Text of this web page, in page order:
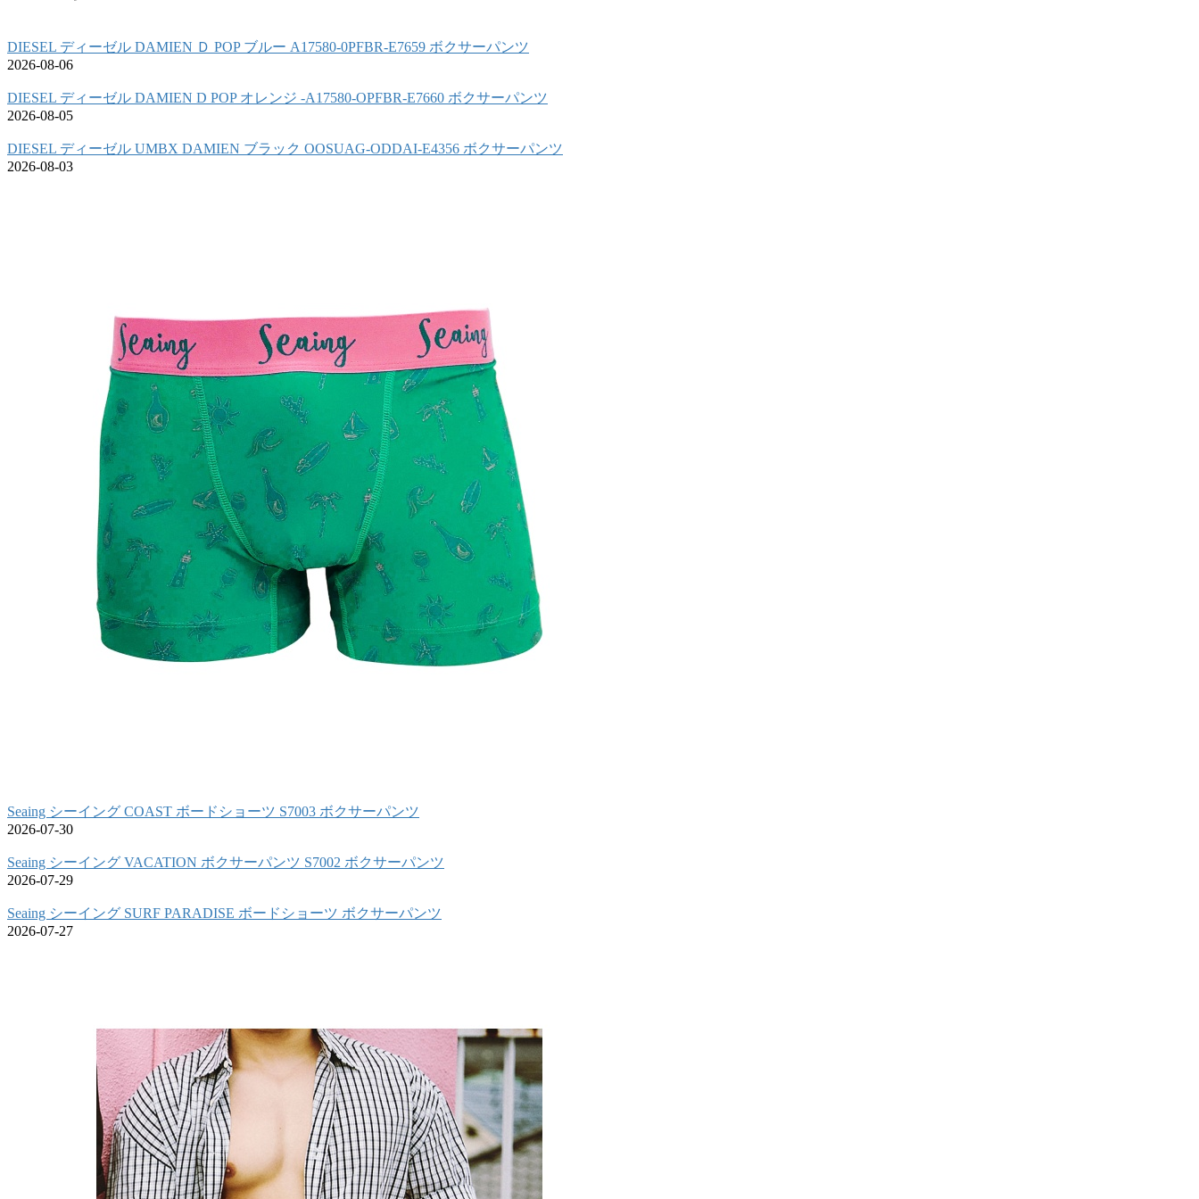
DIESEL ディーゼル DAMIEN Ｄ POP ブルー A17580-0PFBR-E7659 ボクサーパンツ
2026-08-06
DIESEL ディーゼル DAMIEN D POP オレンジ -A17580-OPFBR-E7660 ボクサーパンツ
2026-08-05
DIESEL ディーゼル UMBX DAMIEN ブラック OOSUAG-ODDAI-E4356 ボクサーパンツ
2026-08-03
Seaing シーイング COAST ボードショーツ S7003 ボクサーパンツ
2026-07-30
Seaing シーイング VACATION ボクサーパンツ S7002 ボクサーパンツ
2026-07-29
Seaing シーイング SURF PARADISE ボードショーツ ボクサーパンツ
2026-07-27